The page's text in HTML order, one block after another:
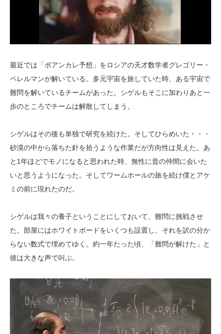
最近では「ポアンカレ予想」をロシアの天才数学者グレゴリー・
ペレルマンが解いている。多元宇宙を旅していた時、ある宇宙で
難問を解いているチームがあった。シゲルもそこに加わりあと一
歩のところでチームは解散してしまう。
シゲルはその後も単独で研究を続けた。そしてひらめいた・・・
砂漠の中から落ちた針を拾うような作業だが方向性は見えた。あ
と1年ほどでモノになると思われた時、無性に昔の仲間に会いた
いと思うようになった。そしてワームホールの旅を続け僕とアケ
ミの前に現れたのだ。
シゲルは我々の養子ということにしておいて、難問に挑戦させ
た。部屋にはホワイトボードをいくつも設置し、それを訳の分か
らない数式で埋めてゆく。約一年たった頃、「難問が解けた」と
彼は大きな声で叫ぶ。